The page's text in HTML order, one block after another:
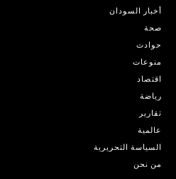
أخبار السودان
صحة
حوادث
منوعات
اقتصاد
رياضة
تقارير
عالمية
السياسة التحريرية
من نحن